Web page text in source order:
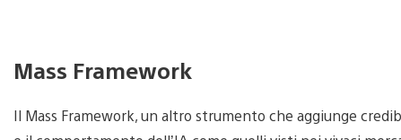
Mass Framework
Il Mass Framework, un altro strumento che aggiunge